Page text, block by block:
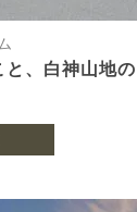
、白神山地